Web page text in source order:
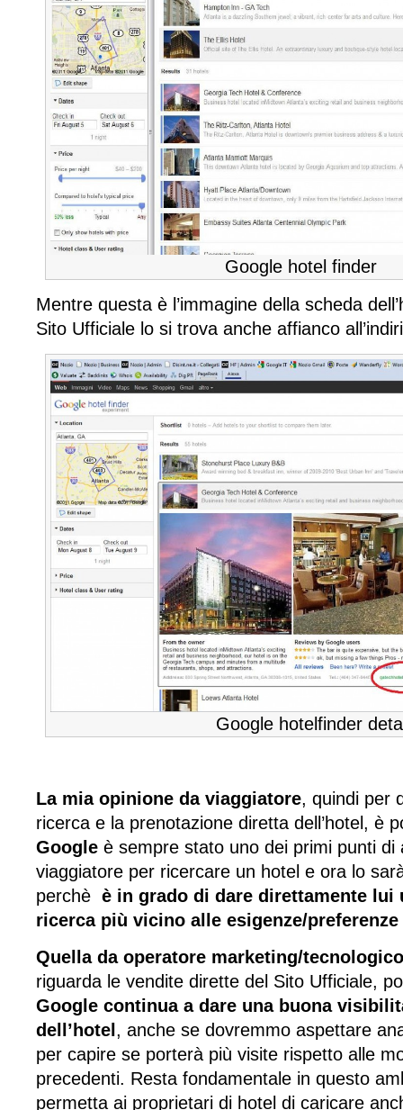
Google hotel finder
Mentre questa è l’immagine della scheda
Sito Ufficiale lo si trova anche affianco
Google hotelfinder
La mia opinione da viaggiatore, quindi per
ricerca e la prenotazione diretta dell’hotel, è
Google è sempre stato uno dei primi punti di
viaggiatore per ricercare un hotel e ora lo
perchè è in grado di dare direttamente lui
ricerca più vicino alle esigenze/preferenze
Quella da operatore marketing/tecnologico
riguarda le vendite dirette del Sito Ufficiale,
Google continua a dare una buona
dell’hotel , anche se dovremmo aspettare
per capire se porterà più visite rispetto alle
precedenti. Resta fondamentale in questo
permetta ai proprietari di hotel di caricare